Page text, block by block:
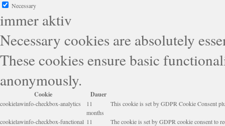
Necessary
immer aktiv
Necessary cookies are absolutely
These cookies ensure basic
anonymously.
Cookie Dauer
cookielawinfo-checkbox-analytics
11
months
This cookie is set by GDPR Cookie Consent
cookielawinfo-checkbox-functional 11
The cookie is set by GDPR cookie consent to